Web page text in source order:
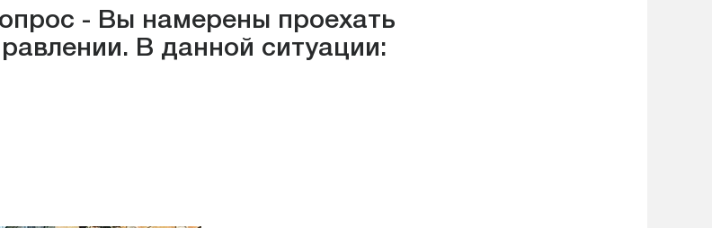
- Вы намерены проехать
В данной ситуации: